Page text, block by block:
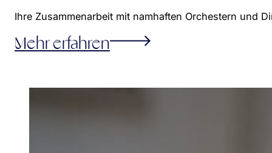
Ihre Zusammenarbeit mit namhaften Orchestern und
Mehr erfahren